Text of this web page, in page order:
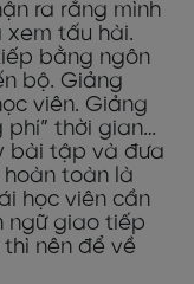
ra rằng mình
xem tấu hài.
bằng ngôn
bộ. Giảng
viên. Giảng
phí” thời gian…
bài tập và đưa
toàn là
học viên cần
ngữ giao tiếp
nên để về